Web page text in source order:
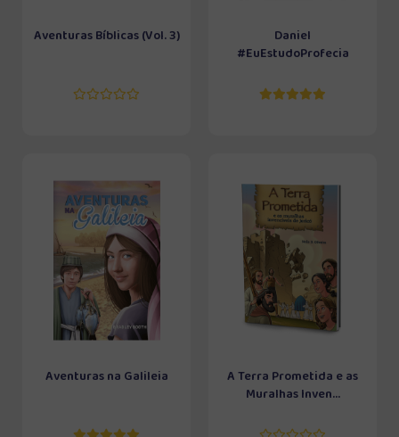
Aventuras Bíblicas (Vol. 3)
Daniel
#EuEstudoProfecia
Aventuras na Galileia
A Terra Prometida e as
Muralhas Inven...